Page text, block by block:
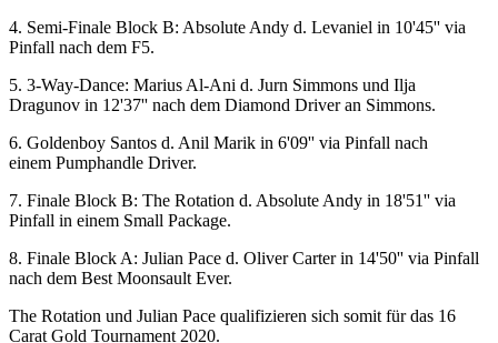
4. Semi-Finale Block B: Absolute Andy d. Levaniel in 10'45'' via
Pinfall nach dem F5.
5. 3-Way-Dance: Marius Al-Ani d. Jurn Simmons und Ilja
Dragunov in 12'37'' nach dem Diamond Driver an Simmons.
6. Goldenboy Santos d. Anil Marik in 6'09'' via Pinfall nach
einem Pumphandle Driver.
7. Finale Block B: The Rotation d. Absolute Andy in 18'51'' via
Pinfall in einem Small Package.
8. Finale Block A: Julian Pace d. Oliver Carter in 14'50'' via Pinfall
nach dem Best Moonsault Ever.
The Rotation und Julian Pace qualifizieren sich somit für das 16
Carat Gold Tournament 2020.